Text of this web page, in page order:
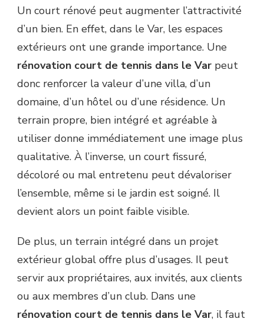
Un court rénové peut augmenter l’attractivité
d’un bien. En effet, dans le Var, les espaces
extérieurs ont une grande importance. Une
rénovation court de tennis dans le Var peut
donc renforcer la valeur d’une villa, d’un
domaine, d’un hôtel ou d’une résidence. Un
terrain propre, bien intégré et agréable à
utiliser donne immédiatement une image plus
qualitative. À l’inverse, un court fissuré,
décoloré ou mal entretenu peut dévaloriser
l’ensemble, même si le jardin est soigné. Il
devient alors un point faible visible.
De plus, un terrain intégré dans un projet
extérieur global offre plus d’usages. Il peut
servir aux propriétaires, aux invités, aux clients
ou aux membres d’un club. Dans une
rénovation court de tennis dans le Var, il faut